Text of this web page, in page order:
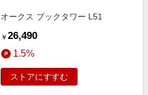
オークス ブックタワー L51
￥ 26,490
1.5%
ストアにすすむ